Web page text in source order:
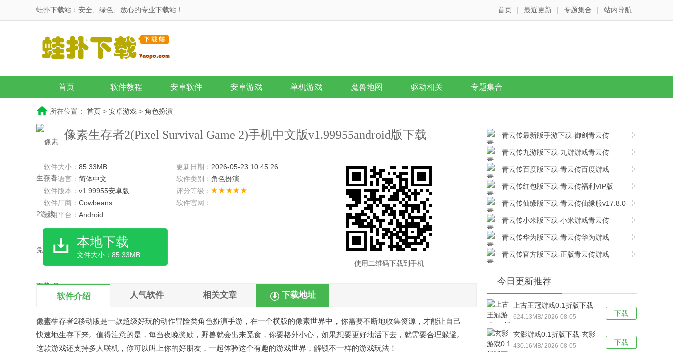
蛙扑下载站：安全、绿色、放心的专业下载站！ 首页 | 最近更新 | 专题集合 | 站内导航
首页 软件教程 安卓软件 安卓游戏 单机游戏 魔兽地图 驱动相关 专题集合
所在位置： 首页 > 安卓游戏 > 角色扮演
像素生存者2(Pixel Survival Game 2)手机中文版v1.99955android版下载
软件大小： 85.33MB 更新日期： 2026-05-23 10:45:26
软件语言： 简体中文 软件类别： 角色扮演
软件版本： v1.99955安卓版
评分等级：
软件厂商： Cowbeans
软件官网：
适用平台： Android
本地下载
文件大小：85.33MB
使用二维码下载到手机
软件介绍 人气软件 相关文章 下载地址
像素生存者2移动版是一款超级好玩的动作冒险类角色扮演手游，在一个横版的像素世界中，你需要不断地收集资源，才能让自己
快速地生存下来。值得注意的是，每当夜晚奖励，野兽就会出来觅食，你要格外小心，如果想要更好地活下去，就需要合理躲避。
这款游戏还支持多人联机，你可以叫上你的好朋友，一起体验这个有趣的游戏世界，解锁不一样的游戏玩法！
青云传最新版手游下载-御剑青云传
v17.8.0安卓版下载
青云传九游版下载-九游游戏青云传
v17.8.0安卓版下载
青云传百度版下载-青云传百度游戏
v17.8.0安卓版下载
青云传红包版下载-青云传福利VIP版
v17.8.0安卓版下载
青云传仙缘版下载-青云传仙缘服v17.8.0
安卓版下载
青云传小米版下载-小米游戏青云传
v17.8.0安卓版下载
青云传华为版下载-青云传华为游戏
v17.8.0安卓版下载
青云传官方版下载-正版青云传游戏
今日更新推荐
下载
上古王冠游戏0.1折版下载-
上古王冠(0.1折官方正版)
福利版 v1.0安卓版下载
624.13MB/ 2026-08-05
下载
玄影游戏0.1折版下载-玄影
（0.1折盗帅送真充）手游
430.16MB/ 2026-08-05